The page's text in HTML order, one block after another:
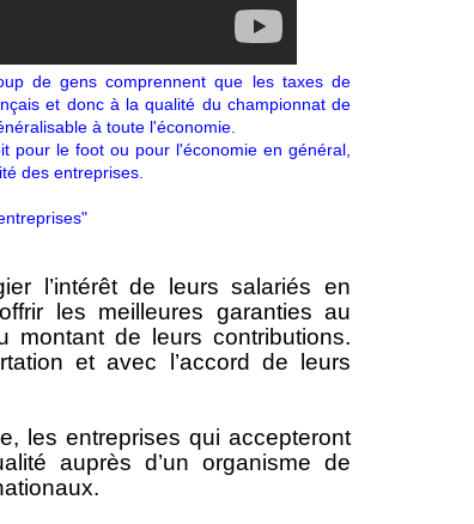
de gens comprennent que les taxes de
et donc à la qualité du championnat de
à toute l'économie.
pour le foot ou pour l'économie en général,
des entreprises.
l’intérêt de leurs salariés en
les meilleures garanties au
de leurs contributions.
et avec l’accord de leurs
les entreprises qui accepteront
auprès d’un organisme de